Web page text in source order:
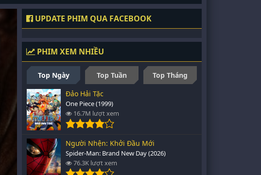
UPDATE PHIM QUA FACEBOOK
PHIM XEM NHIỀU
Top Ngày Top Tuần
Top Tháng
Đảo Hải Tặc
One Piece (1999)
16.7M lượt xem
Người Nhện: Khởi Đầu Mới
Spider-Man: Brand New Day (2026)
76.3K lượt xem